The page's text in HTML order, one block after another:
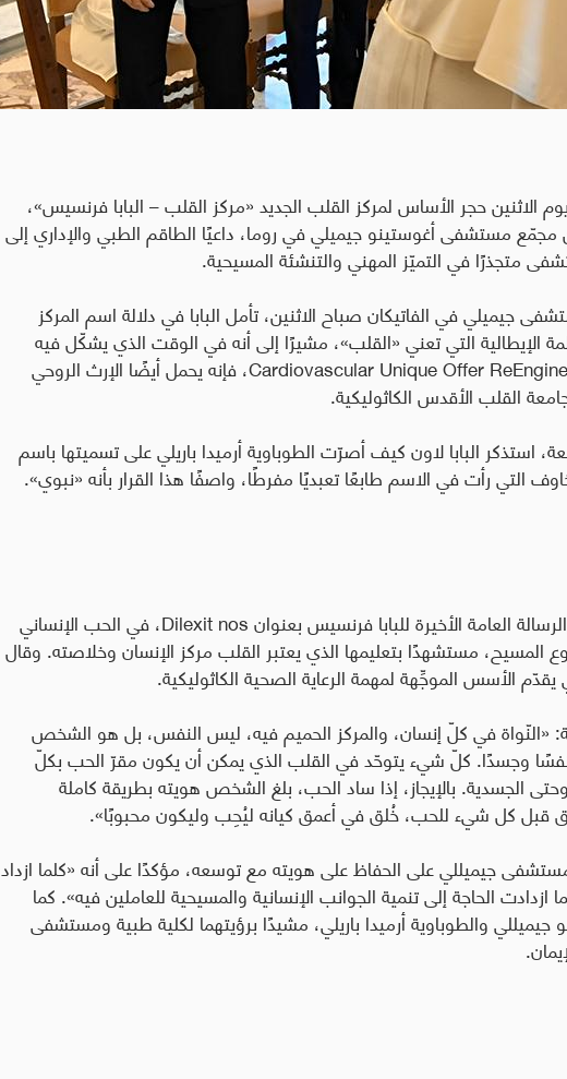
يوم الاثنين حجر الأساس لمركز القلب الجديد «مركز القلب – البابا فرنسيس»،
مستشفى أغوستينو جيميلي في روما، داعيًا الطاقم الطبي والإداري إلى
متجذرًا في التميّز المهني والتنشئة المسيحية.
جيميلي في الفاتيكان صباح الاثنين، تأمل البابا في دلالة اسم المركز
الإيطالية التي تعني «القلب»، مشيرًا إلى أنه في الوقت الذي يشكّل فيه
Cardiovascular Unique Offer، فإنه يحمل أيضًا الإرث الروحي
القلب الأقدس الكاثوليكية.
استذكر البابا لاون كيف أصرّت الطوباوية أرميدا باريلي على تسميتها باسم
التي رأت في الاسم طابعًا تعبديًا مفرطًا، واصفًا هذا القرار بأنه «نبوي».
العامة الأخيرة للبابا فرنسيس بعنوانDilexit nos، في الحب الإنساني
مستشهدًا بتعليمها الذي يعتبر القلب مركز الإنسان وخلاصته. وقال
يقدّم الأسس الموجِّهة لمهمة الرعاية الصحية الكاثوليكية.
«النّواة في كلّ إنسان، والمركز الحميم فيه، ليس النفس، بل هو الشخص
نفسًا وجسدًا. كلّ شيء يتوحّد في القلب الذي يمكن أن يكون مقرّ الحب بكلّ
الجسدية. بالإيجاز، إذا ساد الحب، بلغ الشخص هويته بطريقة كاملة
قبل كل شيء للحب، خُلق في أعمق كيانه ليُحِب وليكون محبوبًا».
جيميللي على الحفاظ على هويته مع توسعه، مؤكدًا على أنه «كلما ازداد
الحاجة إلى تنمية الجوانب الإنسانية والمسيحية للعاملين فيه». كما
والطوباوية أرميدا باريلي، مشيدًا برؤيتهما لكلية طبية ومستشفى